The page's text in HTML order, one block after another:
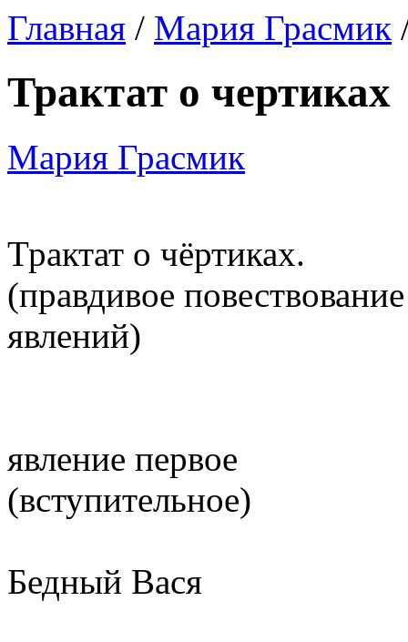
Главная / Мария Грасмик
Трактат о чертиках
Мария Грасмик
Трактат о чёртиках.
(правдивое
явлений)
явление первое
(вступительное)
Бедный Вася